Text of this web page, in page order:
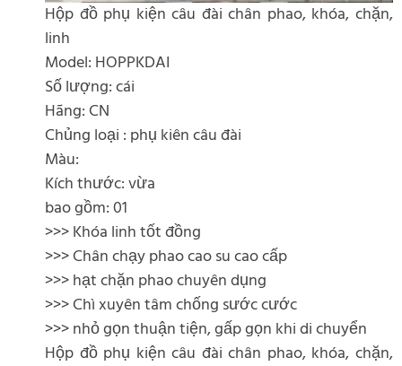
Hộp đồ phụ kiện câu đài chân phao, khóa, chặn,
linh
Model: HOPPKDAI
Số lượng: cái
Hãng: CN
Chủng loại : phụ kiên câu đài
Màu:
Kích thước: vừa
bao gồm: 01
>>> Khóa linh tốt đồng
>>> Chân chạy phao cao su cao cấp
>>> hạt chặn phao chuyên dụng
>>> Chì xuyên tâm chống sước cước
>>> nhỏ gọn thuận tiện, gấp gọn khi di chuyển
Hộp đồ phụ kiện câu đài chân phao, khóa, chặn,